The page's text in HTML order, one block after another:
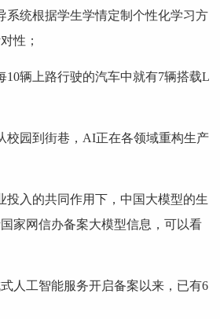
统根据学生学情定制个性化学习方
性；
辆上路行驶的汽车中就有7辆搭载L
园到街巷，AI正在各领域重构生产
入的共同作用下，中国大模型的生
家网信办备案大模型信息，可以看
工智能服务开启备案以来，已有6